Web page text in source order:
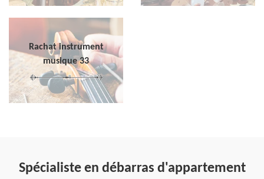
Rachat instrument
musique 33
Spécialiste en débarras d'appartement